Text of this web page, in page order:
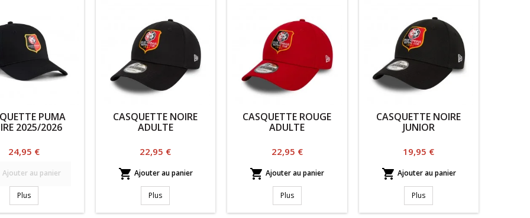
PUMA
2025/2026
Prix
24,95 €
Ajouter au panier
Plus
CASQUETTE NOIRE
ADULTE
Prix
22,95 €
 Ajouter au panier
Plus
CASQUETTE ROUGE
ADULTE
Prix
22,95 €
 Ajouter au panier
Plus
CASQUETTE NOIRE
JUNIOR
Prix
19,95 €
 Ajouter au panier
Plus